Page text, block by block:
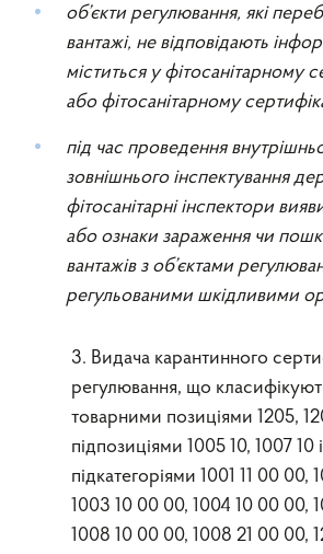
об’єкти регулювання, які
вантажі, не відповідають
міститься у фітосанітарному
або фітосанітарному
під час проведення
зовнішнього інспектування
фітосанітарні інспектори
або ознаки зараження чи
вантажів з об’єктами
регульованими шкідливими
3. Видача карантинного
регулювання, що
товарними позиціями 1205,
підпозиціями 1005 10, 1007 10
підкатегоріями 1001 11 00 00,
1003 10 00 00, 1004 10 00 00,
1008 10 00 00, 1008 21 00 00,